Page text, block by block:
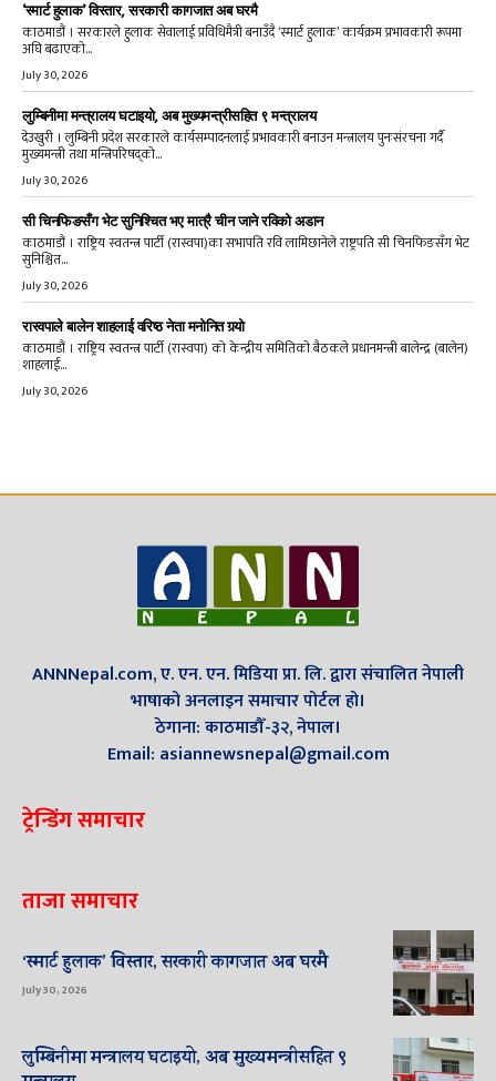
‘स्मार्ट हुलाक’ विस्तार, सरकारी कागजात अब घरमै
काठमाडौं । सरकारले हुलाक सेवालाई प्रविधिमैत्री बनाउँदै ‘स्मार्ट हुलाक’ कार्यक्रम प्रभावकारी रूपमा
अघि बढाएको...
July 30, 2026
लुम्बिनीमा मन्त्रालय घटाइयो, अब मुख्यमन्त्रीसहित ९ मन्त्रालय
देउखुरी । लुम्बिनी प्रदेश सरकारले कार्यसम्पादनलाई प्रभावकारी बनाउन मन्त्रालय पुनःसंरचना गर्दै
मुख्यमन्त्री तथा मन्त्रिपरिषद्को...
July 30, 2026
सी चिनफिङसँग भेट सुनिश्चित भए मात्रै चीन जाने रविको अडान
काठमाडौं । राष्ट्रिय स्वतन्त्र पार्टी (रास्वपा)का सभापति रवि लामिछानेले राष्ट्रपति सी चिनफिङसँग भेट
सुनिश्चित...
July 30, 2026
रास्वपाले बालेन शाहलाई वरिष्ठ नेता मनोनित गर्‍यो
काठमाडौं । राष्ट्रिय स्वतन्त्र पार्टी (रास्वपा) को केन्द्रीय समितिको बैठकले प्रधानमन्त्री बालेन्द्र (बालेन)
शाहलाई...
July 30, 2026
ANNNepal.com, ए. एन. एन. मिडिया प्रा. लि. द्वारा संचालित नेपाली
भाषाको अनलाइन समाचार पोर्टल हो।
ठेगाना: काठमाडौँ-३२, नेपाल।
Email: asiannewsnepal@gmail.com
ट्रेन्डिंग समाचार
ताजा समाचार
‘स्मार्ट हुलाक’ विस्तार, सरकारी कागजात अब घरमै
July 30, 2026
लुम्बिनीमा मन्त्रालय घटाइयो, अब मुख्यमन्त्रीसहित ९